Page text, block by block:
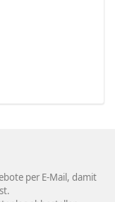
per E-Mail, damit